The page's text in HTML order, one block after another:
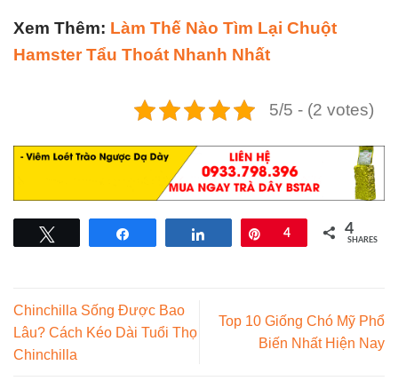
Xem Thêm: Làm Thế Nào Tìm Lại Chuột
Hamster Tẩu Thoát Nhanh Nhất
5/5 - (2 votes)
Pin
4 4
SHARES
Chinchilla Sống Được Bao
Lâu? Cách Kéo Dài Tuổi Thọ
Chinchilla
Top 10 Giống Chó Mỹ Phổ
Biến Nhất Hiện Nay